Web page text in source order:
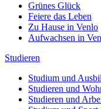
Grünes Glück
Feiere das Leben
Zu Hause in Venlo
Aufwachsen in
Studieren
Studium und
Studieren und
Studieren und